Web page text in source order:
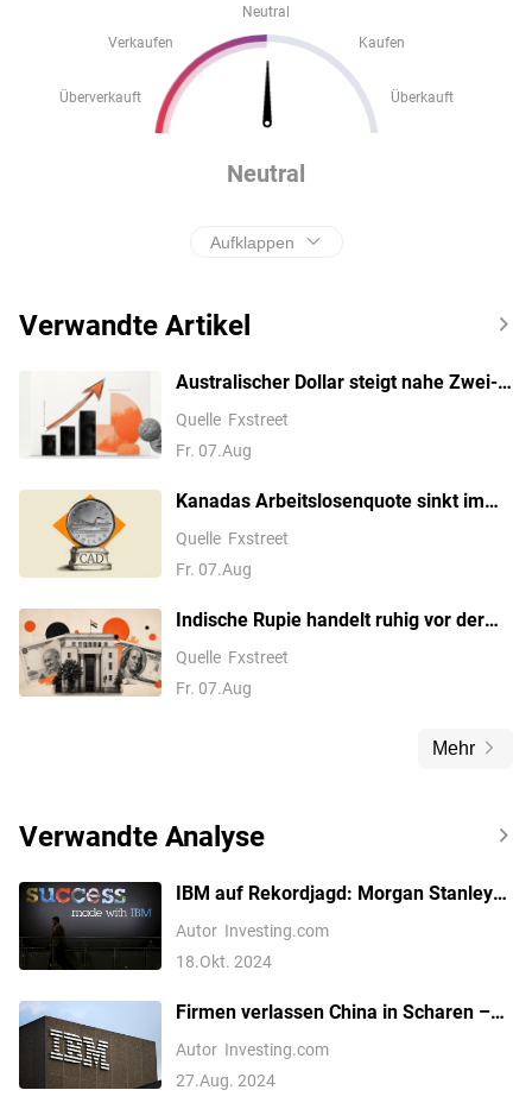
Neutral
Verkaufen
Kaufen
Überverkauft Überkauft
Neutral
Aufklappen
Verwandte Artikel
Australischer Dollar steigt nahe Zwei-
Monats-Hochs, da NFP ins Negative
Quelle Fxstreet
Fr. 07.Aug
Kanadas Arbeitslosenquote sinkt im
Juli auf 6,4%
Quelle Fxstreet
Fr. 07.Aug
Indische Rupie handelt ruhig vor der
Veröffentlichung der US-NFP-Daten
Quelle Fxstreet
Fr. 07.Aug
Mehr
Verwandte Analyse
IBM auf Rekordjagd: Morgan Stanley
erhöht Kursziel – noch Luft nach oben?
Autor Investing.com
18.Okt. 2024
Firmen verlassen China in Scharen –
IBM gibt die letzten 1000 Stellen auf
Autor Investing.com
27.Aug. 2024